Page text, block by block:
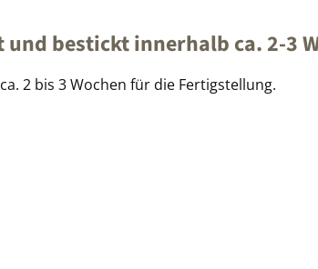
bestickt innerhalb ca. 2-3
2 bis 3 Wochen für die Fertigstellung.